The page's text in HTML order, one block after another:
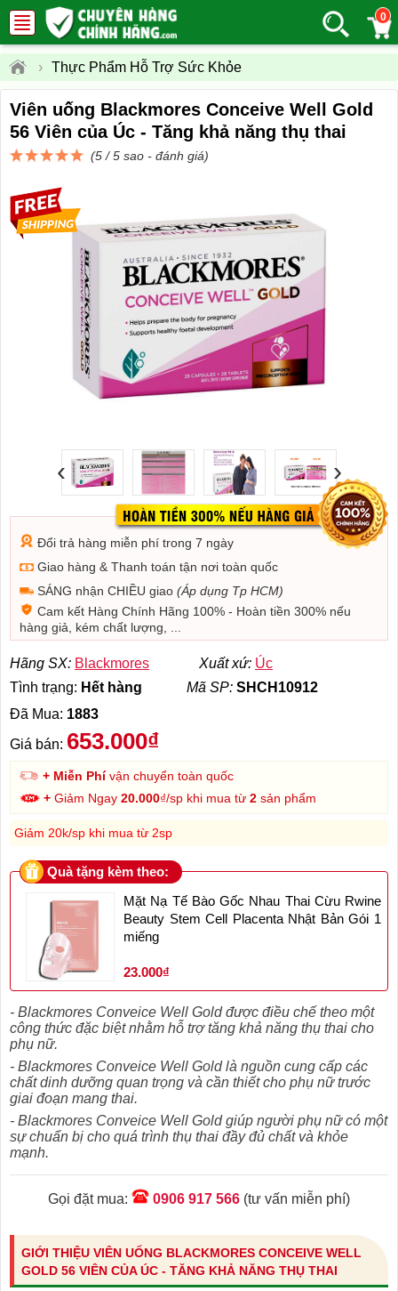
0
› Thực Phẩm Hỗ Trợ Sức Khỏe
Viên uống Blackmores Conceive Well Gold
56 Viên của Úc - Tăng khả năng thụ thai
(5 / 5 sao - đánh giá)
‹ ›
Đổi trả hàng miễn phí trong 7 ngày
Giao hàng & Thanh toán tận nơi toàn quốc
SÁNG nhận CHIỀU giao (Áp dụng Tp HCM)
Cam kết Hàng Chính Hãng 100% - Hoàn tiền 300% nếu
hàng giả, kém chất lượng, ...
Hãng SX: Blackmores Xuất xứ: Úc
Tình trạng: Hết hàng Mã SP: SHCH10912
Đã Mua: 1883
Giá bán: 653.000₫
+ Miễn Phívận chuyển toàn quốc
+ Giảm Ngay20.000₫/sp khi mua từ2 sản phẩm
Giảm 20k/sp khi mua từ 2sp
Quà tặng kèm theo:
Mặt Nạ Tế Bào Gốc Nhau Thai Cừu Rwine
Beauty Stem Cell Placenta Nhật Bản Gói 1
miếng
23.000₫
- Blackmores Conveice Well Gold được điều chế theo một
công thức đặc biệt nhằm hỗ trợ tăng khả năng thụ thai cho
phụ nữ.
- Blackmores Conveice Well Gold là nguồn cung cấp các
chất dinh dưỡng quan trọng và cần thiết cho phụ nữ trước
giai đoạn mang thai.
- Blackmores Conveice Well Gold giúp người phụ nữ có một
sự chuẩn bị cho quá trình thụ thai đầy đủ chất và khỏe
mạnh.
Gọi đặt mua: 0906 917 566 (tư vấn miễn phí)
GIỚI THIỆU VIÊN UỐNG BLACKMORES CONCEIVE WELL
GOLD 56 VIÊN CỦA ÚC - TĂNG KHẢ NĂNG THỤ THAI